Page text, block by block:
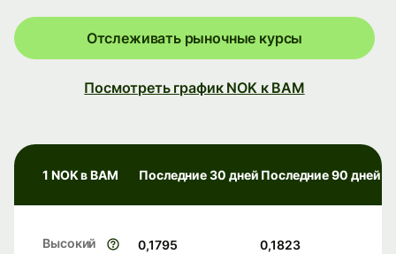
Отслеживать рыночные курсы
Посмотреть график NOK к BAM
1 NOK в BAM Последние 30 дней Последние 90 дней
Высокий 0,1795 0,1823